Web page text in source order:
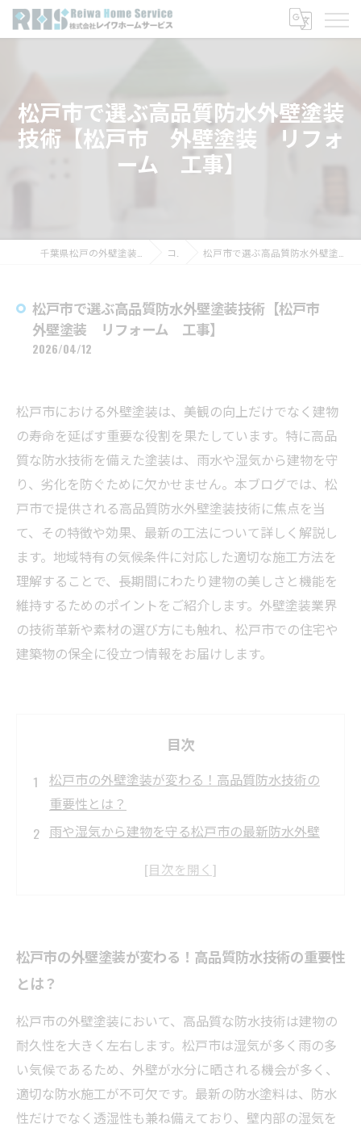
松戸市で選ぶ高品質防水外壁塗装
技術【松戸市 外壁塗装 リフォ
ーム 工事】
コラム 松戸市で選ぶ高品質防水外壁塗装技術【松戸市 外壁塗装 リフォーム 工事】
松戸市で選ぶ高品質防水外壁塗装技術【松戸市
外壁塗装 リフォーム 工事】
2026/04/12
松戸市における外壁塗装は、美観の向上だけでなく建物
の寿命を延ばす重要な役割を果たしています。特に高品
質な防水技術を備えた塗装は、雨水や湿気から建物を守
り、劣化を防ぐために欠かせません。本ブログでは、松
戸市で提供される高品質防水外壁塗装技術に焦点を当
て、その特徴や効果、最新の工法について詳しく解説し
ます。地域特有の気候条件に対応した適切な施工方法を
理解することで、長期間にわたり建物の美しさと機能を
維持するためのポイントをご紹介します。外壁塗装業界
の技術革新や素材の選び方にも触れ、松戸市での住宅や
建築物の保全に役立つ情報をお届けします。
目次
松戸市の外壁塗装が変わる！高品質防水技術の
重要性とは？
雨や湿気から建物を守る松戸市の最新防水外壁
材料選びから施工まで！松戸市で長持ちする外
を延ばす方法
松戸市で高品質防水外壁塗装を実現するための
最先端技術紹介
専門家が語る！松戸市の外壁塗装業界における
技術革新の今
松戸市で選ぶ外壁塗装、長期間美観と機能を保
つ秘訣まとめ
松戸市の外壁塗装が変わる！高品質防水技術の重要性
とは？
松戸市の外壁塗装において、高品質な防水技術は建物の
耐久性を大きく左右します。松戸市は湿気が多く雨の多
い気候であるため、外壁が水分に晒される機会が多く、
適切な防水施工が不可欠です。最新の防水塗料は、防水
性だけでなく透湿性も兼ね備えており、壁内部の湿気を